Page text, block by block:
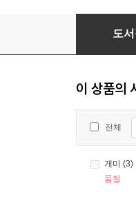
도
이 상품의
전체
개미 (3)
품절